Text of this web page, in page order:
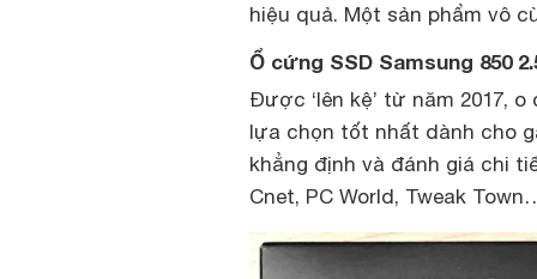
hiệu quả. Một sản phẩm vô
Ổ cứng SSD Samsung 850
Được ‘lên kệ’ từ năm 2017, o
lựa chọn tốt nhất dành cho
khẳng định và đánh giá chi
Cnet, PC World, Tweak